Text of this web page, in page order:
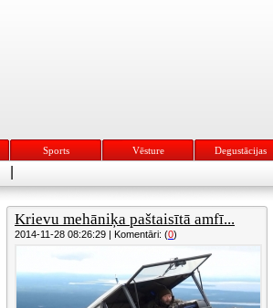
Sports Vēsture Degustācijas
Krievu mehāniķa paštaisītā amfī...
2014-11-28 08:26:29 | Komentāri: (0)